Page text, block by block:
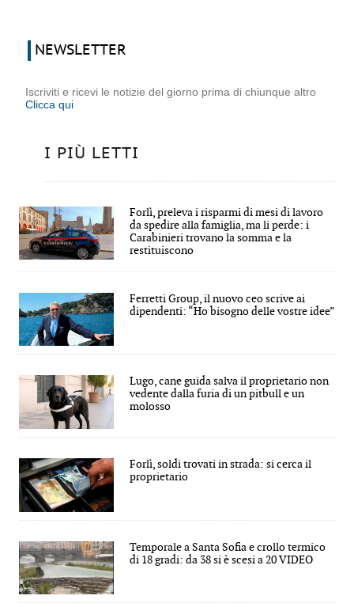
NEWSLETTER
Iscriviti e ricevi le notizie del giorno prima di chiunque altro
Clicca qui
I PIÙ LETTI
Forlì, preleva i risparmi di mesi di lavoro
da spedire alla famiglia, ma li perde: i
Carabinieri trovano la somma e la
restituiscono
Ferretti Group, il nuovo ceo scrive ai
dipendenti: “Ho bisogno delle vostre idee”
Lugo, cane guida salva il proprietario non
vedente dalla furia di un pitbull e un
molosso
Forlì, soldi trovati in strada: si cerca il
proprietario
Temporale a Santa Sofia e crollo termico
di 18 gradi: da 38 si è scesi a 20 VIDEO